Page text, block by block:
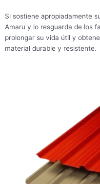
Si sostiene apropiadamente
Amaru y lo resguarda de los
prolongar su vida útil y
material durable y resistente.